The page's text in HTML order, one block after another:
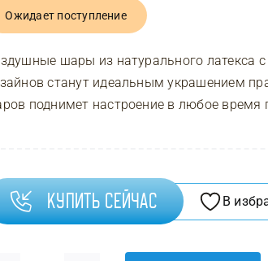
Ожидает поступление
шары из натурального латекса
станут идеальным украшением
поднимет настроение в любое время
Купить сейчас В